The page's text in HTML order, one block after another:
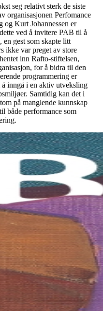
seg relativt sterk de siste
organisasjonen Perfomance
og Kurt Johannessen er
ved å invitere PAB til å
en gest som skapte litt
ikke var preget av store
inn Rafto-stiftelsen,
for å bidra til den
programmering er
inngå i en aktiv utveksling
Samtidig kan det i
på manglende kunnskap
både performance som